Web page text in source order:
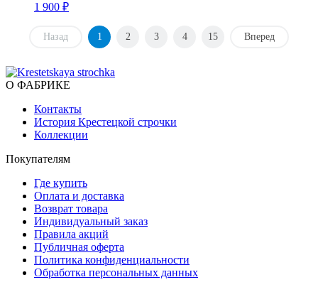
1 900 ₽
Назад 1 2 3 4 15 Вперед
О ФАБРИКЕ
Контакты
История Крестецкой строчки
Коллекции
Покупателям
Где купить
Оплата и доставка
Возврат товара
Индивидуальный заказ
Правила акций
Публичная оферта
Политика конфиденциальности
Обработка персональных данных